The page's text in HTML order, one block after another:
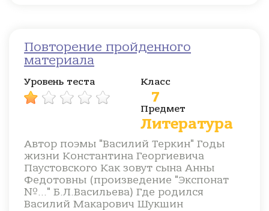
Повторение пройденного
материала
Уровень теста Класс
7
Предмет
Литература
Автор поэмы "Василий Теркин" Годы
жизни Константина Георгиевича
Паустовского Как зовут сына Анны
Федотовны (произведение "Экспонат
№..." Б.Л.Васильева) Где родился
Василий Макарович Шукшин